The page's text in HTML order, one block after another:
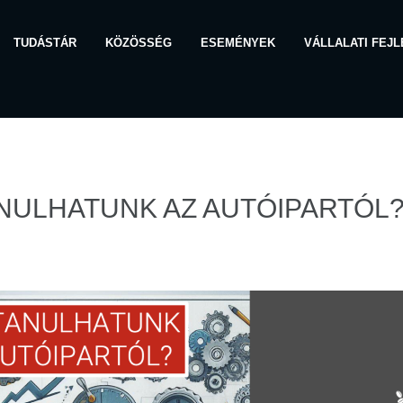
TUDÁSTÁR KÖZÖSSÉG ESEMÉNYEK VÁLLALATI
AZ AUTÓIPARTÓL?